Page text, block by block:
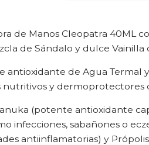
de Manos Cleopatra
de Sándalo y dulce Vainilla
antioxidante de Agua Termal
y dermoprotectores
(potente antioxidante
infecciones, sabañones o
antiinflamatorias) y